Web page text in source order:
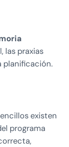
las praxias
planificación.
existen
programa